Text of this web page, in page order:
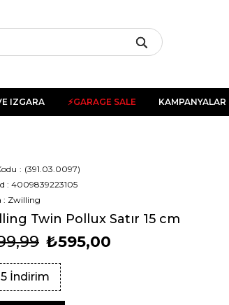
IZGARA ⚡GARAGE SALE KAMPANYALAR
(391.03.0097)
: 4009839223105
: Zwilling
Twin Pollux Satır 15 cm
İndirim
₺595,00